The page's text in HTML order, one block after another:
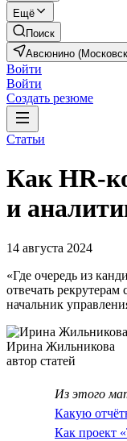
Ещё
Поиск
Авсюнино
Войти
Войти
Создать резюме
Статьи
Как HR-
и
14 августа 2024
«Где очередь из
отвечать
начальник
Ирина Жильникова
автор статей
Из этого
Какую
Как проект